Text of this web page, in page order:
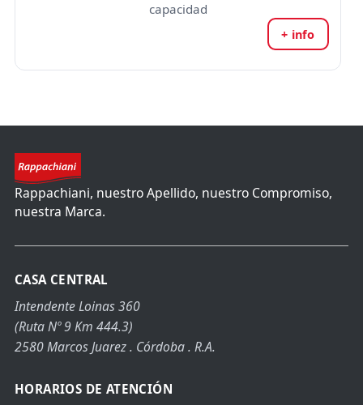
capacidad
+ info
Rappachiani, nuestro Apellido, nuestro Compromiso,
nuestra Marca.
CASA CENTRAL
Intendente Loinas 360
(Ruta Nº 9 Km 444.3)
2580 Marcos Juarez . Córdoba . R.A.
HORARIOS DE ATENCIÓN